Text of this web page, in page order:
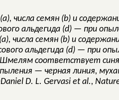
числа семян (b) и
альдегида (d) — при
Шмелям соответствует
— черная линия,
D. L. Gervasi et al.,